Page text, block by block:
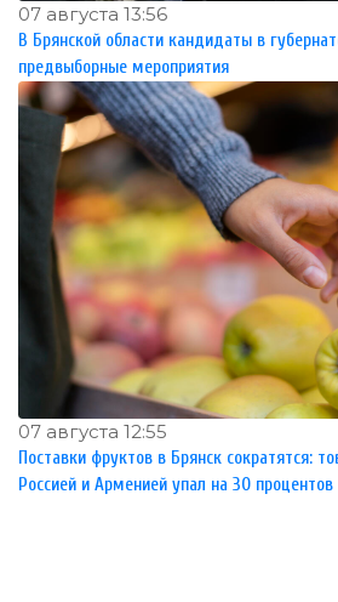
07 августа 13:56
В Брянской области кандидаты в
предвыборные мероприятия
07 августа 12:55
Поставки фруктов в Брянск сократятся:
Россией и Арменией упал на 30 процентов